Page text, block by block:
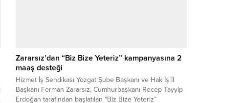
Zararsız’dan “Biz Bize Yeteriz” kampanyasına 2
maaş desteği
Hizmet İş Sendikası Yozgat Şube Başkanı ve Hak İş İl
Başkanı Ferman Zararsız, Cumhurbaşkanı Recep Tayyip
Erdoğan tarafından başlatılan “Biz Bize Yeteriz”